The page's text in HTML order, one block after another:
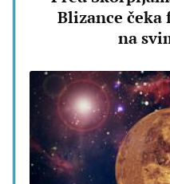
Blizance čeka
na